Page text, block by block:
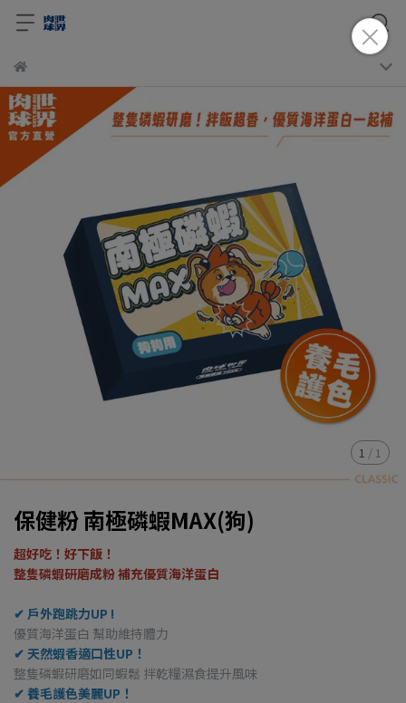
1 / 1
保健粉 南極磷蝦MAX(狗)
超好吃！好下飯！
整隻磷蝦研磨成粉 補充優質海洋蛋白
✔ 戶外跑跳力UP !
優質海洋蛋白 幫助維持體力
✔ 天然蝦香適口性UP！
整隻磷蝦研磨如同蝦鬆 拌乾糧濕食提升風味
✔ 養毛護色美麗UP！